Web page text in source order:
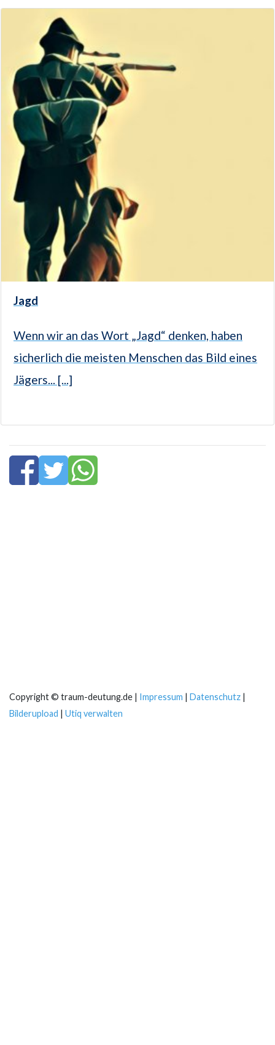
Jagd
Wenn wir an das Wort „Jagd“ denken, haben
sicherlich die meisten Menschen das Bild eines
Jägers... [...]
Copyright © traum-deutung.de | Impressum | Datenschutz |
Bilderupload | Utiq verwalten